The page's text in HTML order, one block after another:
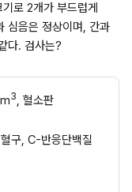
로 2개가 부드럽게
심음은 정상이며, 간과
다. 검사는?
3, 혈소판
구, C-반응단백질